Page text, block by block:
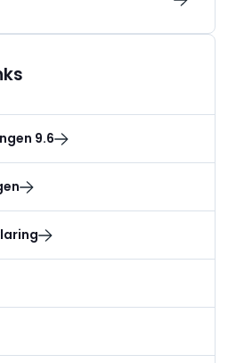
9.6